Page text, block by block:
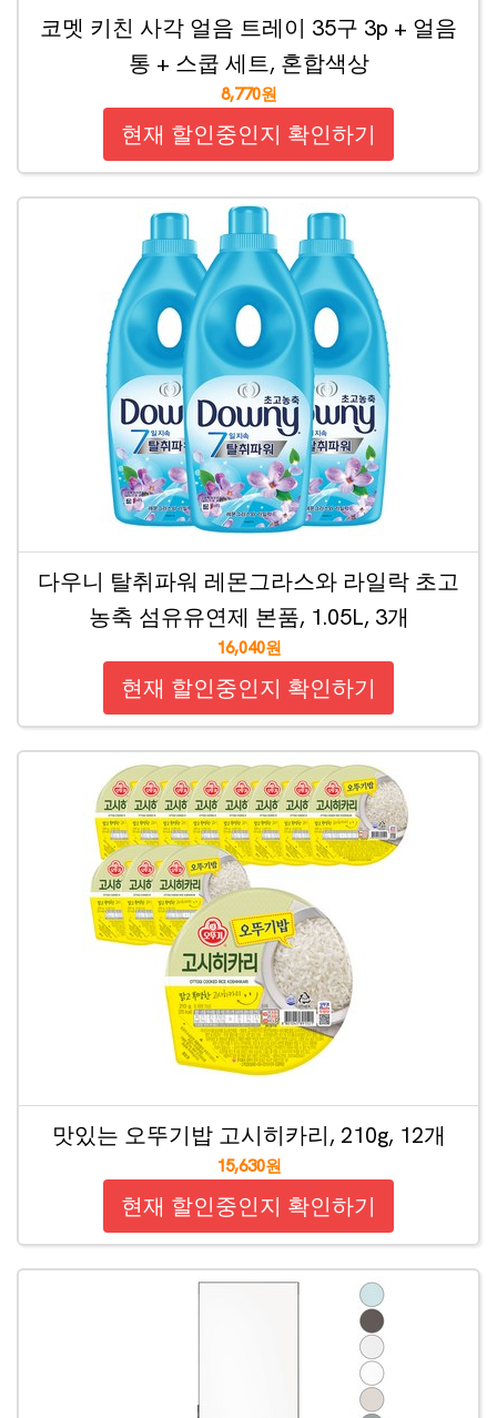
코멧 키친 사각 얼음 트레이 35구 3p + 얼음
통 + 스쿱 세트, 혼합색상
8,770원
현재 할인중인지 확인하기
다우니 탈취파워 레몬그라스와 라일락 초고
농축 섬유유연제 본품, 1.05L, 3개
16,040원
현재 할인중인지 확인하기
맛있는 오뚜기밥 고시히카리, 210g, 12개
15,630원
현재 할인중인지 확인하기